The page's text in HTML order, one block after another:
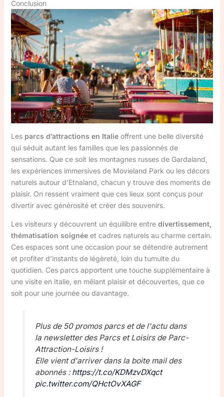
Conclusion
Les parcs d’attractions en Italieoffrent une belle diversité
qui séduit autant les familles que les passionnés de
sensations. Que ce soit les montagnes russes de Gardaland,
les expériences immersives de Movieland Park ou les décors
naturels autour d’Etnaland, chacun y trouve des moments de
plaisir. On ressent vraiment que ces lieux sont conçus pour
divertir avec générosité et créer des souvenirs.
Les visiteurs y découvrent un équilibre entre divertissement,
thématisation soignéeet cadres naturels au charme certain.
Ces espaces sont une occasion pour se détendre autrement
et profiter d’instants de légèreté, loin du tumulte du
quotidien. Ces parcs apportent une touche supplémentaire à
une visite en Italie, en mêlant plaisir et découvertes, que ce
soit pour une journée ou davantage.
Plus de 50 promos parcs et de l'actu dans
la newsletter des Parcs et Loisirs de Parc-
Attraction-Loisirs !
Elle vient d'arriver dans la boite mail des
abonnés : https://t.co/KDMzvDXqct
pic.twitter.com/QHctOvXAGF